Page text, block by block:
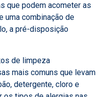
que podem acometer as
uma combinação de
a pré-disposição
de limpeza
mais comuns que levam
detergente, cloro e